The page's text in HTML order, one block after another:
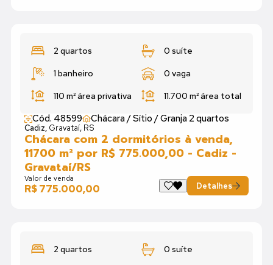
2 quartos 0 suíte
1 banheiro 0 vaga
110 m²área privativa 11.700 m²área total
Cód. 48599 Chácara / Sítio / Granja 2 quartos
Cadiz, Gravataí, RS
Chácara com 2 dormitórios à venda,
11700 m² por R$ 775.000,00 - Cadiz -
Gravataí/RS
Valor de venda
R$ 775.000,00 Detalhes
2 quartos 0 suíte